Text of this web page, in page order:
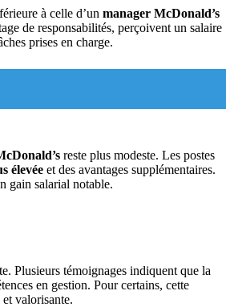
à celle d’un manager McDonald’s
de responsabilités, perçoivent un salaire
prises en charge.
reste plus modeste. Les postes
élevée et des avantages supplémentaires.
gain salarial notable.
Plusieurs témoignages indiquent que la
en gestion. Pour certains, cette
et valorisante.